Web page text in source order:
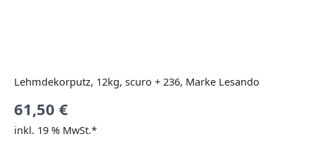
Lehmdekorputz, 12kg, scuro + 236, Marke Lesando
61,50 €
inkl. 19 % MwSt.*